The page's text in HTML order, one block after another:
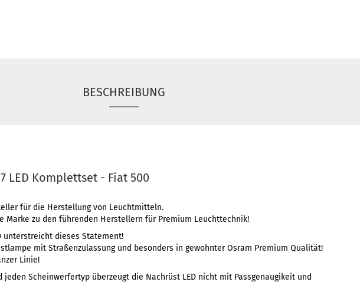
BESCHREIBUNG
LED Komplettset - Fiat 500
für die Herstellung von Leuchtmitteln.
Marke zu den führenden Herstellern für Premium Leuchttechnik!
unterstreicht dieses Statement!
mit Straßenzulassung und besonders in gewohnter Osram Premium Qualität!
Linie!
jeden Scheinwerfertyp überzeugt die Nachrüst LED nicht mit Passgenaugikeit und